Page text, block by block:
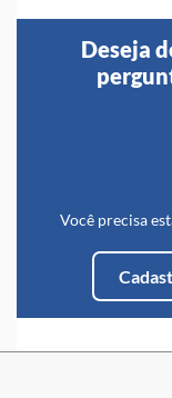
Deseja
Você precisa